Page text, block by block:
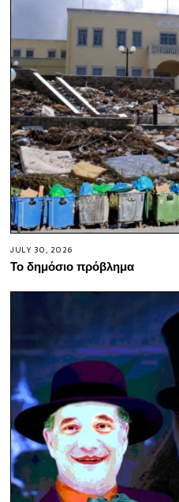
JULY 30, 2026
Το δημόσιο πρόβλημα